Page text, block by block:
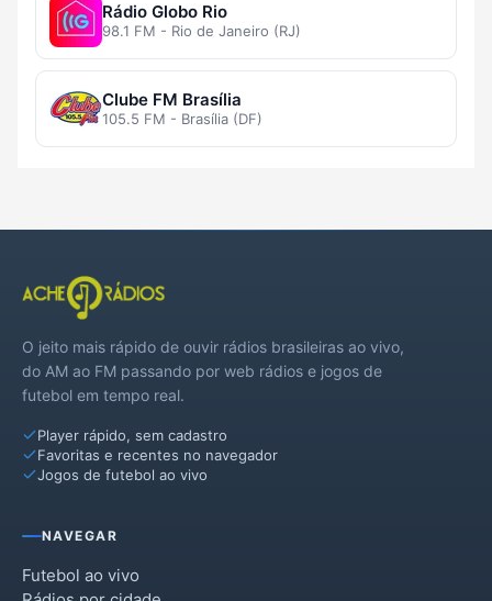
Rádio Globo Rio
98.1 FM - Rio de Janeiro (RJ)
Clube FM Brasília
105.5 FM - Brasília (DF)
O jeito mais rápido de ouvir rádios brasileiras ao vivo,
do AM ao FM passando por web rádios e jogos de
futebol em tempo real.
Player rápido, sem cadastro
Favoritas e recentes no navegador
Jogos de futebol ao vivo
NAVEGAR
Futebol ao vivo